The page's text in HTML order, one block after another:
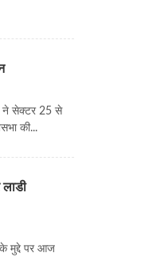
ने सेक्टर 25 से
की...
मुद्दे पर आज